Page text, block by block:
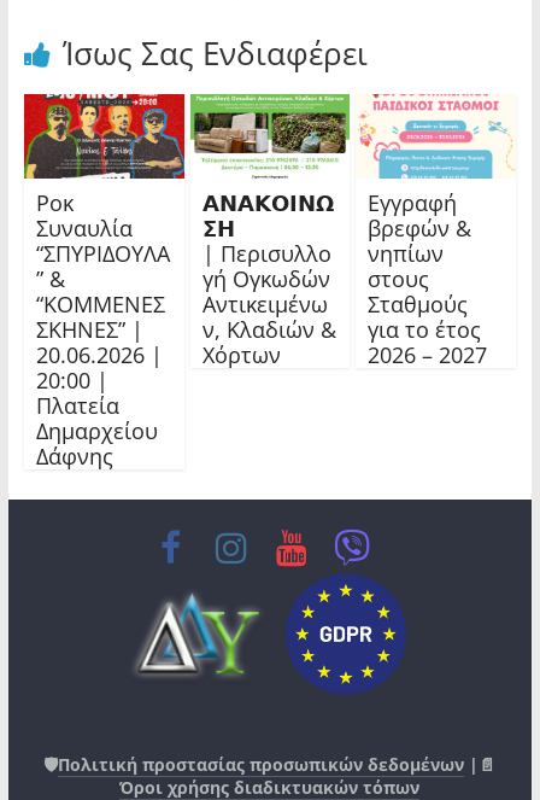
Ίσως Σας Ενδιαφέρει
Ροκ
Συναυλία
“ΣΠΥΡΙΔΟΥΛΑ
” &
“ΚΟΜΜΕΝΕΣ
ΣΚΗΝΕΣ” |
20.06.2026 |
20:00 |
Πλατεία
Δημαρχείου
Δάφνης
𝝖𝝢𝝖𝝟𝝤𝝞𝝢𝝮
𝝨𝝜
| Περισυλλο
γή Ογκωδών
Αντικειμένω
ν, Κλαδιών &
Χόρτων
Εγγραφή
βρεφών &
νηπίων
στους
Σταθμούς
για το έτος
2026 – 2027
🛡️Πολιτική προστασίας προσωπικών δεδομένων |📄
Όροι χρήσης διαδικτυακών τόπων